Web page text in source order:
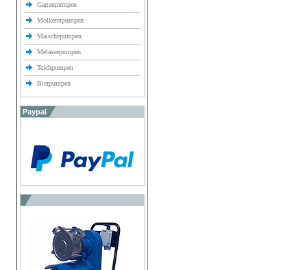
Gartenpumpen
Molkereipumpen
Maischepumpen
Melassepumpen
Teichpumpen
Bierpumpen
Paypal